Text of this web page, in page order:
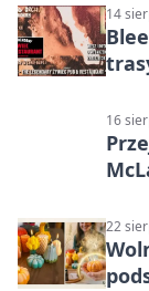
14
16
22